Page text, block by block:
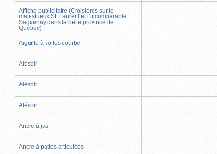
Affiche publicitaire (Croisières sur le
majestueux St. Laurent et l’incomparable
Saguenay dans la belle province de
Québec)
Aiguille à voiles courbe
Alésoir
Alésoir
Alésoir
Ancre à jas
Ancre à pattes articulées